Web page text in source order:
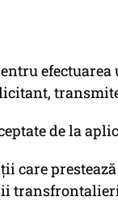
de la
care